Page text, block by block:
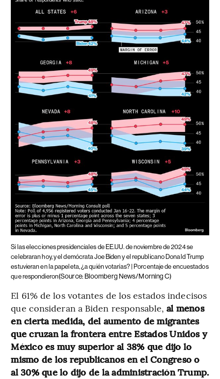
Si las elecciones presidenciales de EE.UU. de noviembre de 2024 se
celebraran hoy, y el demócrata Joe Biden y el republicano Donald Trump
estuvieran en la papeleta, ¿a quién votarías? | Porcentaje de encuestados
que respondieron(Source: Bloomberg News/Morning C)
El 61% de los votantes de los estados indecisos
que consideran a Biden responsable, al menos
en cierta medida, del aumento de migrantes
que cruzan la frontera entre Estados Unidos y
México es muy superior al 38% que dijo lo
mismo de los republicanos en el Congreso o
al 30% que lo dijo de la administración Trump.